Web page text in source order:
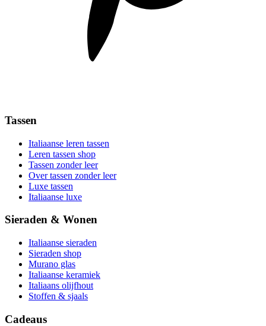
Tassen
Italiaanse leren tassen
Leren tassen shop
Tassen zonder leer
Over tassen zonder leer
Luxe tassen
Italiaanse luxe
Sieraden & Wonen
Italiaanse sieraden
Sieraden shop
Murano glas
Italiaanse keramiek
Italiaans olijfhout
Stoffen & sjaals
Cadeaus